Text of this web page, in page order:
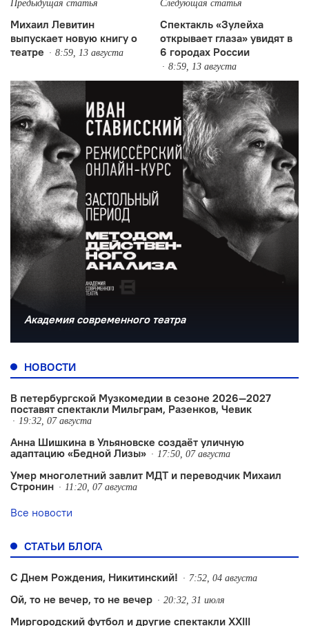
Предыдущая статья
Михаил Левитин
выпускает новую книгу о
театре
8:59, 13 августа
Следующая статья
Спектакль «Зулейха
открывает глаза» увидят в
6 городах России
8:59, 13 августа
Академия современного театра
НОВОСТИ
В петербургской Музкомедии в сезоне 2026—2027
поставят спектакли Мильграм, Разенков, Чевик
19:32, 07 августа
Анна Шишкина в Ульяновске создаëт уличную
адаптацию «Бедной Лизы»
17:50, 07 августа
Умер многолетний завлит МДТ и переводчик Михаил
Стронин
11:20, 07 августа
Все новости
СТАТЬИ БЛОГА
С Днем Рождения, Никитинский! 7:52, 04 августа
Ой, то не вечер, то не вечер 20:32, 31 июля
Миргородский футбол и другие спектакли XXIII